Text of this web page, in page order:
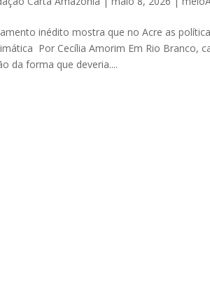
inédito mostra que no Acre as
Por Cecília Amorim Em Rio Branco,
da forma que deveria....